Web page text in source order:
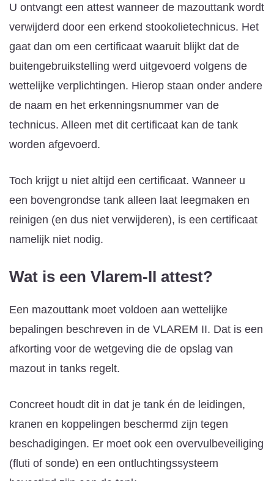
U ontvangt een attest wanneer de mazouttank wordt
verwijderd door een erkend stookolietechnicus. Het
gaat dan om een certificaat waaruit blijkt dat de
buitengebruikstelling werd uitgevoerd volgens de
wettelijke verplichtingen. Hierop staan onder andere
de naam en het erkenningsnummer van de
technicus. Alleen met dit certificaat kan de tank
worden afgevoerd.
Toch krijgt u niet altijd een certificaat. Wanneer u
een bovengrondse tank alleen laat leegmaken en
reinigen (en dus niet verwijderen), is een certificaat
namelijk niet nodig.
Wat is een Vlarem-II attest?
Een mazouttank moet voldoen aan wettelijke
bepalingen beschreven in de VLAREM II. Dat is een
afkorting voor de wetgeving die de opslag van
mazout in tanks regelt.
Concreet houdt dit in dat je tank én de leidingen,
kranen en koppelingen beschermd zijn tegen
beschadigingen. Er moet ook een overvulbeveiliging
(fluti of sonde) en een ontluchtingssysteem